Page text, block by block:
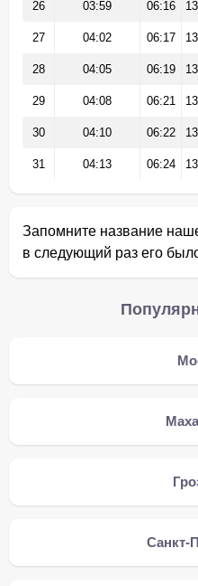
26 03:59 06:16
27 04:02 06:17
28 04:05 06:19
29 04:08 06:21
30 04:10 06:22
31 04:13 06:24
Запомните название
в следующий раз его
Санкт-